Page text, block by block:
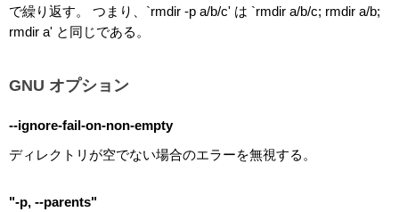
で繰り返す。 つまり、`rmdir -p a/b/c' は `rmdir a/b/c; rmdir a/b;
rmdir a' と同じである。
GNU オプション
--ignore-fail-on-non-empty
ディレクトリが空でない場合のエラーを無視する。
"-p, --parents"